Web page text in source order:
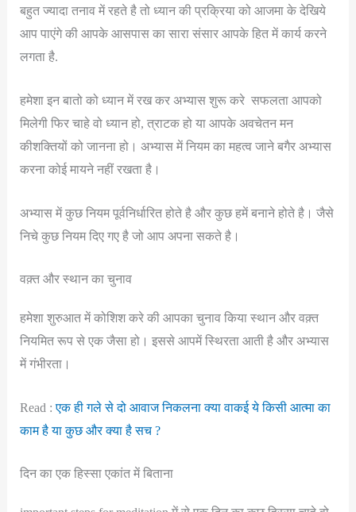
बहुत ज्यादा तनाव में रहते है तो ध्यान की प्रक्रिया को आजमा के देखिये
आप पाएंगे की आपके आसपास का सारा संसार आपके हित में कार्य करने
लगता है.
हमेशा इन बातो को ध्यान में रख कर अभ्यास शुरू करे सफलता आपको
मिलेगी फिर चाहे वो ध्यान हो, त्राटक हो या आपके अवचेतन मन
कीशक्तियों को जानना हो। अभ्यास में नियम का महत्व जाने बगैर अभ्यास
करना कोई मायने नहीं रखता है।
अभ्यास में कुछ नियम पूर्वनिर्धारित होते है और कुछ हमें बनाने होते है। जैसे
निचे कुछ नियम दिए गए है जो आप अपना सकते है।
वक़्त और स्थान का चुनाव
हमेशा शुरुआत में कोशिश करे की आपका चुनाव किया स्थान और वक़्त
नियमित रूप से एक जैसा हो। इससे आपमें स्थिरता आती है और अभ्यास
में गंभीरता।
Read :एक ही गले से दो आवाज निकलना क्या वाकई ये किसी आत्मा का
काम है या कुछ और क्या है सच ?
दिन का एक हिस्सा एकांत में बिताना